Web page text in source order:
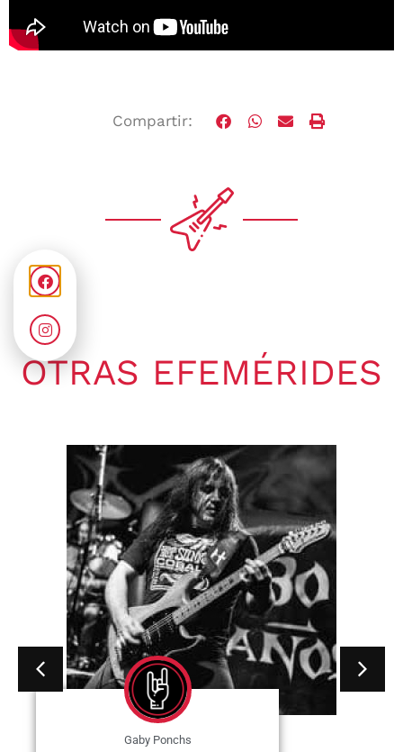
Compartir:
OTRAS EFEMÉRIDES
Gaby Ponchs